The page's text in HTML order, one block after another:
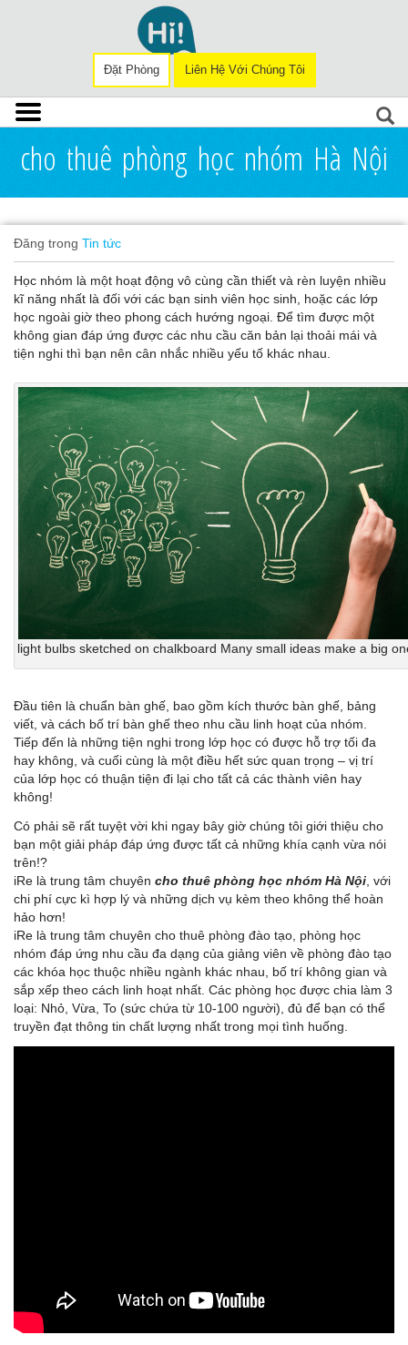
Đặt Phòng Liên Hệ Với Chúng Tôi
cho thuê phòng học nhóm Hà Nội
Đăng trong Tin tức
Học nhóm là một hoạt động vô cùng cần thiết và rèn luyện nhiều
kĩ năng nhất là đối với các bạn sinh viên học sinh, hoặc các lớp
học ngoài giờ theo phong cách hướng ngoại. Để tìm được một
không gian đáp ứng được các nhu cầu căn bản lại thoải mái và
tiện nghi thì bạn nên cân nhắc nhiều yếu tố khác nhau.
light bulbs sketched on chalkboard Many small ideas make a big
Đầu tiên là chuẩn bàn ghế, bao gồm kích thước bàn ghế, bảng
viết, và cách bố trí bàn ghế theo nhu cầu linh hoạt của nhóm.
Tiếp đến là những tiện nghi trong lớp học có được hỗ trợ tối đa
hay không, và cuối cùng là một điều hết sức quan trọng – vị trí
của lớp học có thuận tiện đi lại cho tất cả các thành viên hay
không!
Có phải sẽ rất tuyệt vời khi ngay bây giờ chúng tôi giới thiệu cho
bạn một giải pháp đáp ứng được tất cả những khía cạnh vừa nói
trên!?
iRe là trung tâm chuyên cho thuê phòng học nhóm Hà Nội , với
chi phí cực kì hợp lý và những dịch vụ kèm theo không thể hoàn
hảo hơn!
iRe là trung tâm chuyên cho thuê phòng đào tạo, phòng học
nhóm đáp ứng nhu cầu đa dạng của giảng viên về phòng đào tạo
các khóa học thuộc nhiều ngành khác nhau, bố trí không gian và
sắp xếp theo cách linh hoạt nhất. Các phòng học được chia làm 3
loại: Nhỏ, Vừa, To (sức chứa từ 10-100 người), đủ để bạn có thể
truyền đạt thông tin chất lượng nhất trong mọi tình huống.